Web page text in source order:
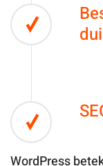
WordPress